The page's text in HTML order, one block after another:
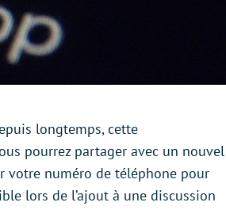
longtemps, cette
pourrez partager avec un nouvel
votre numéro de téléphone pour
lors de l’ajout à une discussion